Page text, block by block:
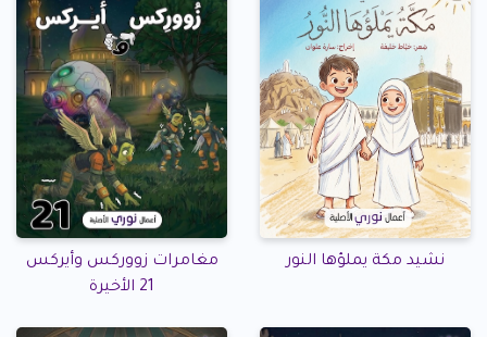
نشيد مكة يملؤها النور
مغامرات زووركس وأيركس
21 الأخيرة